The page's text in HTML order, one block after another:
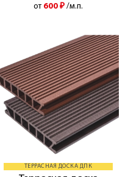
от 600 ₽ /м.п.
ТЕРРАСНАЯ ДОСКА ДПК